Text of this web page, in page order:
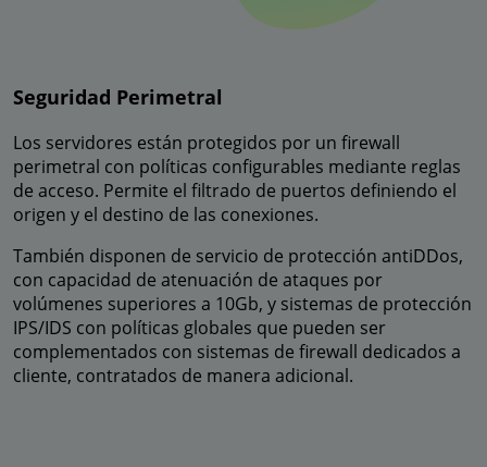
Seguridad Perimetral
Los servidores están protegidos por un firewall
perimetral con políticas configurables mediante reglas
de acceso. Permite el filtrado de puertos definiendo el
origen y el destino de las conexiones.
También disponen de servicio de protección antiDDos,
con capacidad de atenuación de ataques por
volúmenes superiores a 10Gb, y sistemas de protección
IPS/IDS con políticas globales que pueden ser
complementados con sistemas de firewall dedicados a
cliente, contratados de manera adicional.